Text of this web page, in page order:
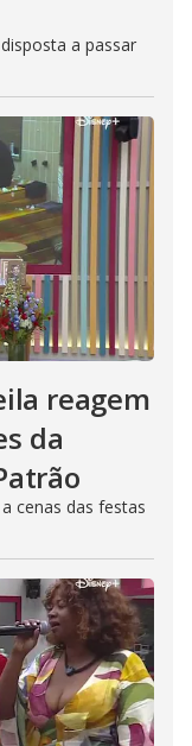
a passar
reagem
da
cenas das festas